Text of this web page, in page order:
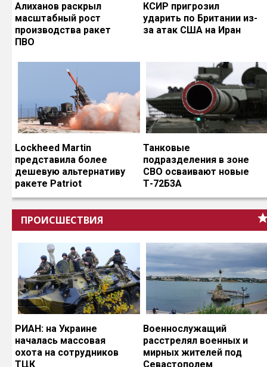
Алиханов раскрыл
масштабный рост
производства ракет
ПВО
КСИР пригрозил
ударить по Британии из-
за атак США на Иран
Lockheed Martin
представила более
дешевую альтернативу
ракете Patriot
Танковые
подразделения в зоне
СВО осваивают новые
Т-72Б3А
ПРОИСШЕСТВИЯ
РИАН: на Украине
началась массовая
охота на сотрудников
ТЦК
Военнослужащий
расстрелял военных и
мирных жителей под
Севастополем